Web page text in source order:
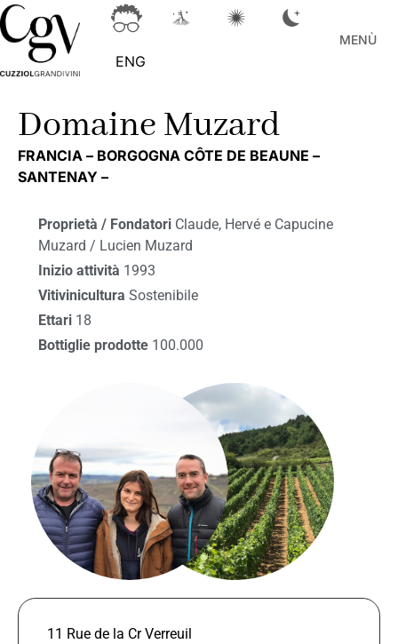
ENG
MENÙ
Domaine Muzard
FRANCIA – BORGOGNA CÔTE DE BEAUNE –
SANTENAY –
Proprietà / Fondatori Claude, Hervé e Capucine
Muzard / Lucien Muzard
Inizio attività 1993
Vitivinicultura Sostenibile
Ettari 18
Bottiglie prodotte 100.000
11 Rue de la Cr Verreuil